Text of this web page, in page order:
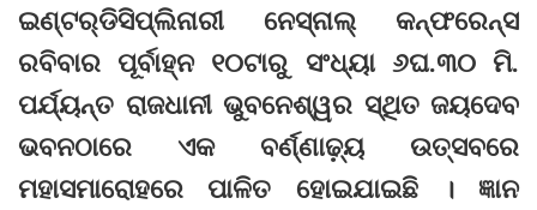
ଇଣ୍ଟର୍‌ଡିସିପ୍ଲିନାରୀ ନେସ୍‌ନାଲ୍ କନ୍‌ଫରେନ୍‌ସ
ରବିବାର ପୂର୍ବାହ୍ନ ୧୦ଟାରୁ ସଂଧ୍ୟା ୬ଘ.୩୦ ମି.
ପର୍ଯ୍ୟନ୍ତ ରାଜଧାନୀ ଭୁବନେଶ୍ୱର ସ୍ଥିତ ଜୟଦେବ
ଭବନଠାରେ ଏକ ବର୍ଣ୍ଣାଢ଼୍ୟ ଉତ୍ସବରେ
ମହାସମାରୋହରେ ପାଳିତ ହୋଇଯାଇଛି । ଜ୍ଞାନ